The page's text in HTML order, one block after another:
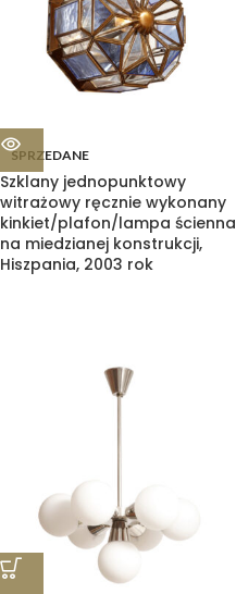
SPRZEDANE
Szklany jednopunktowy
witrażowy ręcznie wykonany
kinkiet/plafon/lampa ścienna
na miedzianej konstrukcji,
Hiszpania, 2003 rok